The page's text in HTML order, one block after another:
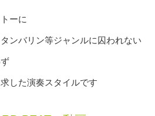
ーに
ンバリン等ジャンルに囚われない
した演奏スタイルです